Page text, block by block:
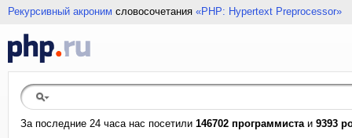
Рекурсивный акроним словосочетания «PHP: Hypertext Preprocessor»
За последние 24 часа нас посетили 146702 программистаи 9393